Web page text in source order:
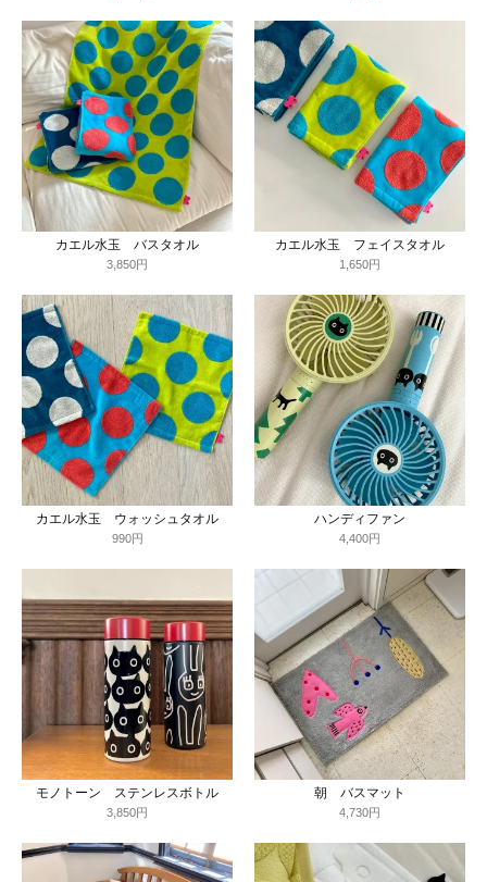
カエル水玉 バスタオル
3,850円
カエル水玉 フェイスタオル
1,650円
カエル水玉 ウォッシュタオル
990円
ハンディファン
4,400円
モノトーン ステンレスボトル
3,850円
朝 バスマット
4,730円